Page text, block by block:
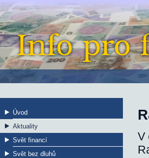
Úvod
Aktuality
Svět financí
Svět bez dluhů
V